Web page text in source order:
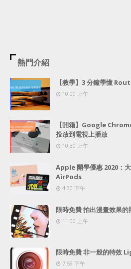
熱門介紹
【教學】3 分鐘學懂
10:00 上午
【開箱】Google
投放到電視上播放
10:30 上午
Apple 開學優惠 2020：
AirPods
4:30 下午
限時免費 拍出漫畫效果
11:00 上午
限時免費 非一般的特效
7:59 下午